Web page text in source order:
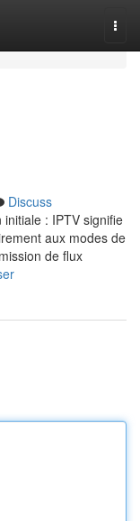
Discuss
initiale : IPTV signifie
aux modes de
de flux